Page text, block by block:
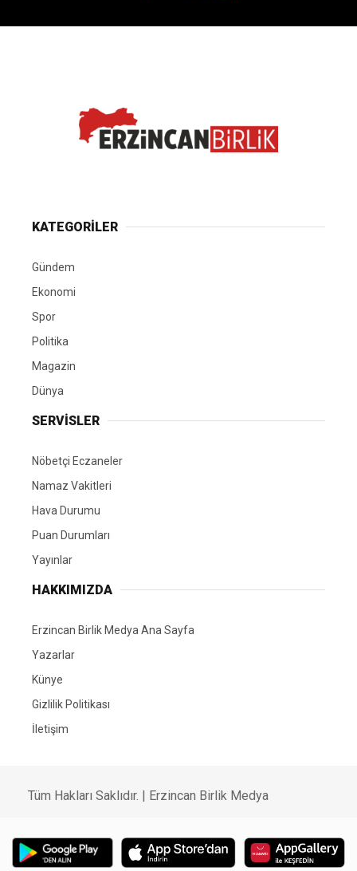
KATEGORİLER
Gündem
Ekonomi
Spor
Politika
Magazin
Dünya
SERVİSLER
Nöbetçi Eczaneler
Namaz Vakitleri
Hava Durumu
Puan Durumları
Yayınlar
HAKKIMIZDA
Erzincan Birlik Medya Ana Sayfa
Yazarlar
Künye
Gizlilik Politikası
İletişim
Tüm Hakları Saklıdır. | Erzincan Birlik Medya